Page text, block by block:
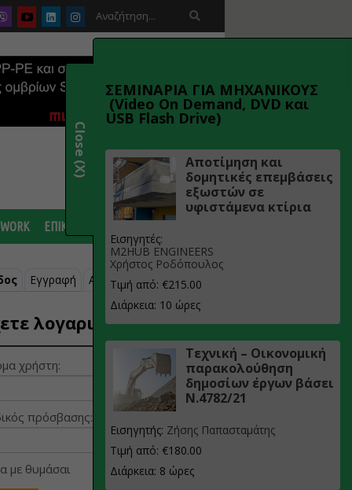

ΕΠΙΚΟΙΝΩΝΙΑ
Εγγραφή Ανάκτηση κωδικού
λογαριασμό;
χρήστη:
πρόσβασης:
με θυμάσαι
ΣΕΜΙΝΑΡΙΑ ΓΙΑ ΜΗΧΑΝΙΚΟΥΣ
(Video On Demand, DVD και
USB Flash Drive)
Αποτίμηση και
δομητικές επεμβάσεις
εξωστών σε
υφιστάμενα κτίρια
Εισηγητές:
M2HUB ENGINEERS
Χρήστος Ροδόπουλος
Τιμή από: €215.00
Διάρκεια: 10 ώρες
Τεχνική – Οικονομική
παρακολούθηση
δημοσίων έργων βάσει
Ν.4782/21
Εισηγητής: Ζήσης Παπασταμάτης
Τιμή από: €180.00
Διάρκεια: 8 ώρες
Close (X)